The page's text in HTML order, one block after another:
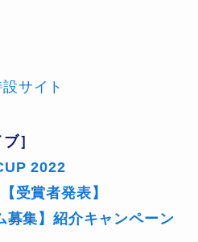
サイト
］
2022
受賞者発表】
募集】紹介キャンペーン